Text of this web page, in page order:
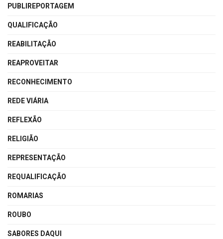
PUBLIREPORTAGEM
QUALIFICAÇÃO
REABILITAÇÃO
REAPROVEITAR
RECONHECIMENTO
REDE VIÁRIA
REFLEXÃO
RELIGIÃO
REPRESENTAÇÃO
REQUALIFICAÇÃO
ROMARIAS
ROUBO
SABORES DAQUI